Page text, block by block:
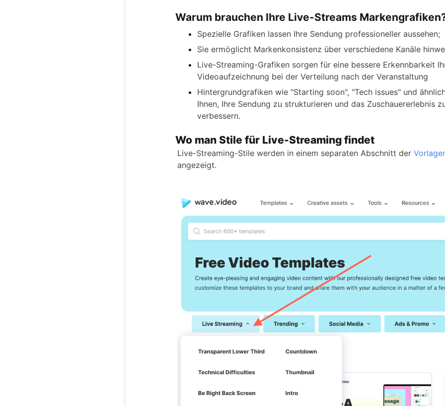
Warum brauchen Ihre Live-Streams
Spezielle Grafiken lassen Ihre Sendung professioneller aussehen;
Sie ermöglicht Markenkonsistenz über verschiedene Kanäle
Live-Streaming-Grafiken sorgen für eine bessere Erkennbarkeit
Videoaufzeichnung bei der Verteilung nach der Veranstaltung
Hintergrundgrafiken wie "Starting soon", "Tech issues" und
Ihnen, Ihre Sendung zu strukturieren und das Zuschauererlebnis
verbessern.
Wo man Stile für Live-Streaming findet
Live-Streaming-Stile werden in einem separaten Abschnitt der
angezeigt.